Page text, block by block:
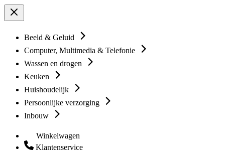
Beeld & Geluid
Computer, Multimedia & Telefonie
Wassen en drogen
Keuken
Huishoudelijk
Persoonlijke verzorging
Inbouw
Winkelwagen
Klantenservice